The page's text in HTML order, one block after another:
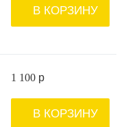
В КОРЗИНУ
1 100 p
В КОРЗИНУ